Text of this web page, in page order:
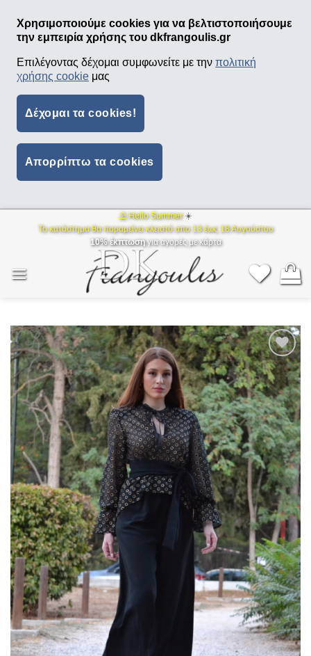
Χρησιμοποιούμε cookies για να βελτιστοποιήσουμε
την εμπειρία χρήσης του dkfrangoulis.gr
Επιλέγοντας δέχομαι συμφωνείτε με την πολιτική
χρήσης cookie μας
Δέχομαι τα cookies!
Απορρίπτω τα cookies
⛱ Hello Summer ☀️
Το κατάστημα θα παραμείνει κλειστό απο 13 έως 18 Αυγούστου
10% έκπτωσηγια αγορές με κάρτα
Add to
wishlist